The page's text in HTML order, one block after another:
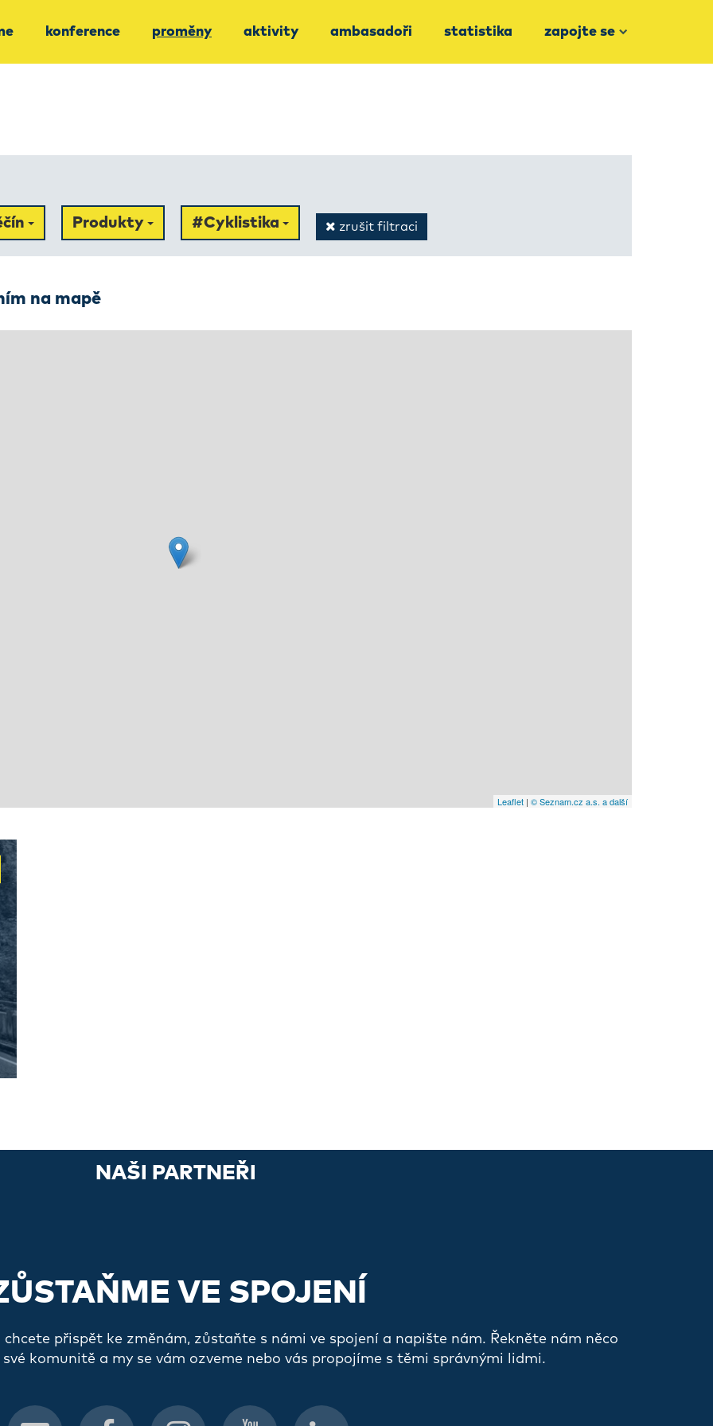
konference proměny aktivity ambasadoři statistika zapojte se
Produkty #Cyklistika zrušit filtraci
na mapě
Leaflet | © Seznam.cz a.s. a další
NAŠI PARTNEŘI
VE SPOJENÍ
přispět ke změnám, zůstaňte s námi ve spojení a napište nám. Řekněte nám něco
komunitě a my se vám ozveme nebo vás propojíme s těmi správnými lidmi.